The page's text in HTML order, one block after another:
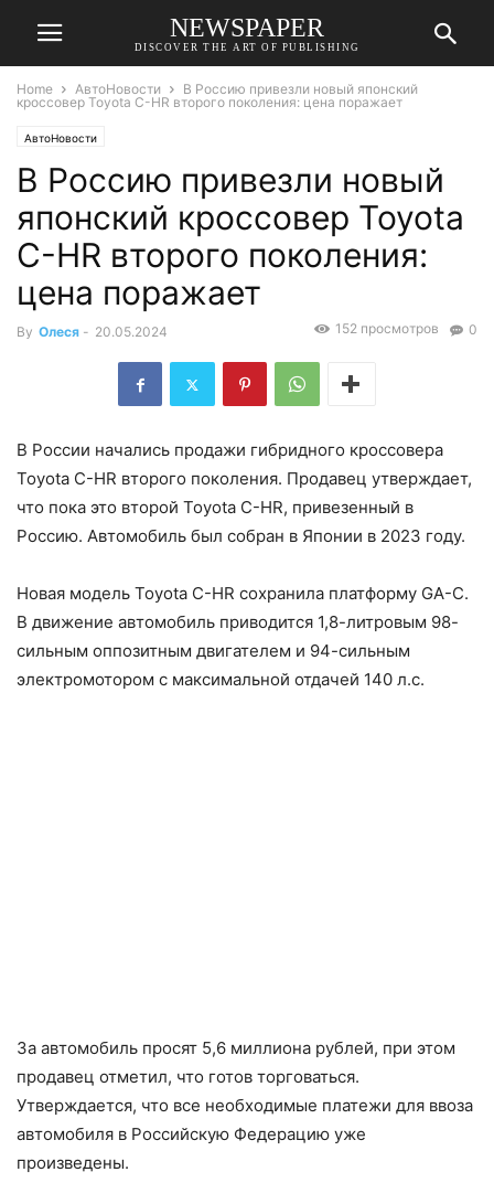
NEWSPAPER
DISCOVER THE ART OF PUBLISHING
Home АвтоНовости
В Россию привезли новый японский
кроссовер Toyota C-HR второго поколения: цена поражает
АвтоНовости
В Россию привезли новый
японский кроссовер Toyota
C-HR второго поколения:
цена поражает
By Олеся - 20.05.2024 0
152 просмотров
В России начались продажи гибридного кроссовера
Toyota C-HR второго поколения. Продавец утверждает,
что пока это второй Toyota C-HR, привезенный в
Россию. Автомобиль был собран в Японии в 2023 году.
Новая модель Toyota C-HR сохранила платформу GA-C.
В движение автомобиль приводится 1,8-литровым 98-
сильным оппозитным двигателем и 94-сильным
электромотором с максимальной отдачей 140 л.с.
За автомобиль просят 5,6 миллиона рублей, при этом
продавец отметил, что готов торговаться.
Утверждается, что все необходимые платежи для ввоза
автомобиля в Российскую Федерацию уже
произведены.